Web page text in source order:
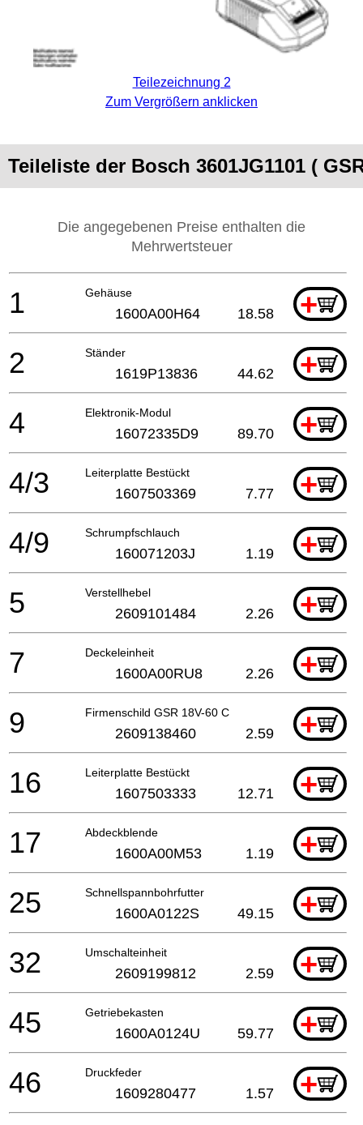
Teilezeichnung 2
Zum Vergrößern anklicken
Teileliste der Bosch 3601JG1101 (
Die angegebenen Preise enthalten die
Mehrwertsteuer
Gehäuse +
1 1600A00H64 18.58
Ständer +
2 1619P13836 44.62
Elektronik-Modul +
4 16072335D9 89.70
Leiterplatte Bestückt +
4/3 1607503369 7.77
Schrumpfschlauch +
4/9 160071203J 1.19
Verstellhebel +
5 2609101484 2.26
Deckeleinheit +
7 1600A00RU8 2.26
Firmenschild GSR 18V-60 C +
9 2609138460 2.59
Leiterplatte Bestückt +
16 1607503333 12.71
Abdeckblende +
17 1600A00M53 1.19
Schnellspannbohrfutter +
25 1600A0122S 49.15
Umschalteinheit +
32 2609199812 2.59
Getriebekasten +
45 1600A0124U 59.77
Druckfeder +
46 1609280477 1.57